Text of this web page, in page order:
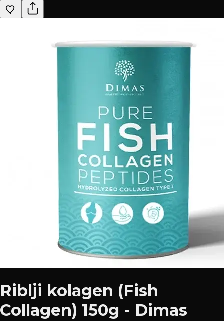
Riblji kolagen (Fish
Collagen) 150g - Dimas